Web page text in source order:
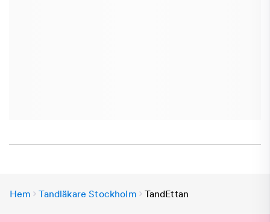
Hem Tandläkare Stockholm TandEttan